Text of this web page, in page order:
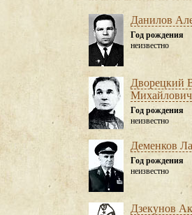
Данилов
Год рождения
неизвестно
Дворецкий
Михайлович
Год рождения
неизвестно
Деменков
Год рождения
неизвестно
Дзекунов